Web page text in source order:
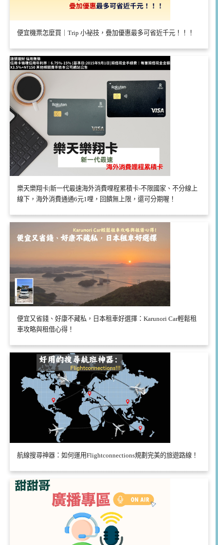
便宜機票怎麼買｜Trip 小祕技，疊加優惠最多可省近千元！！！
樂天樂翔卡|新一代最速海外消費哩程累積卡-不限國家、不分線上
線下，海外消費通通6元1哩，回饋無上限，還可分期喔！
便宜又省錢、好康不藏私，日本租車好選擇：Karunori Car輕鬆租
車攻略與租借心得！
航線搜尋神器：如何運用Flightconnections規劃完美的旅遊路線！